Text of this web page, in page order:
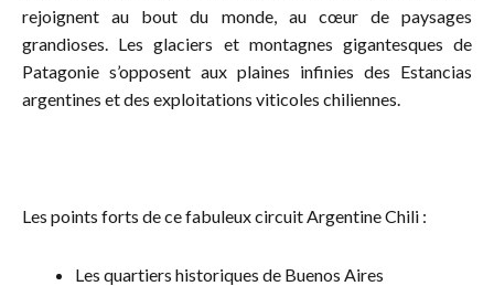
rejoignent au bout du monde, au cœur de paysages
grandioses. Les glaciers et montagnes gigantesques de
Patagonie s’opposent aux plaines infinies des Estancias
argentines et des exploitations viticoles chiliennes.
Les points forts de ce fabuleux circuit Argentine Chili :
Les quartiers historiques de Buenos Aires